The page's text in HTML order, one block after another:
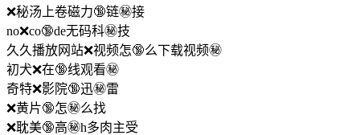
❌秘汤上卷磁力🔞链㊙️接
no❌co🔞de无码科㊙️技
久久播放网站❌视频怎🔞么下载视频㊙️
初犬❌在🔞线观看㊙️
奇特❌影院🔞迅㊙️雷
❌黄片🔞怎㊙️么找
❌耽美🔞高㊙️h多肉主受